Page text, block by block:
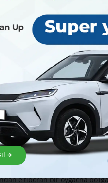
CHIQISH TARTIBI
e'tiboran bir oygacha